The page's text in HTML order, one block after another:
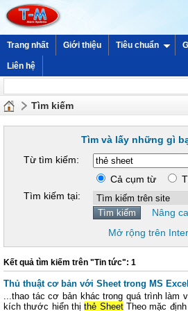
Trang nhất Giới thiệu Tiêu chuẩn
Liên hệ
Tìm kiếm
Tìm và lấy những gì
Từ tìm kiếm:
Cả cụm từ
Tìm kiếm tại:
Nâng
Mở rộng trên
Kết quả tìm kiếm trên "Tin tức": 1
Thủ thuật cơ bản với Sheet trong MS Excel
...thao tác cơ bản khác trong quá trình làm
kích thước hiển thịthẻ SheetTheo mặc định